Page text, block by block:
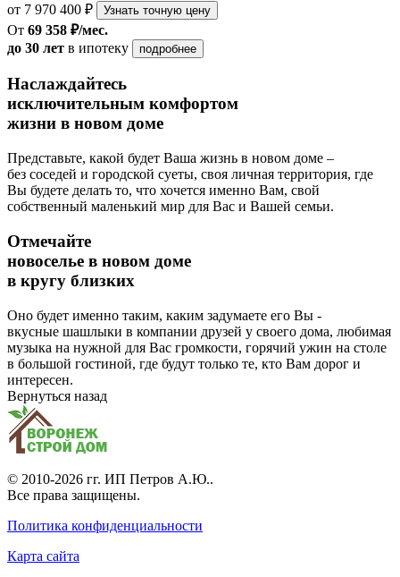
от 7 970 400 ₽ Узнать точную цену
От 69 358 ₽/мес.
до 30 лет в ипотеку подробнее
Наслаждайтесь
исключительным комфортом
жизни в новом доме
Представьте, какой будет Ваша жизнь в новом доме –
без соседей и городской суеты, своя личная территория, где
Вы будете делать то, что хочется именно Вам, свой
собственный маленький мир для Вас и Вашей семьи.
Отмечайте
новоселье в новом доме
в кругу близких
Оно будет именно таким, каким задумаете его Вы -
вкусные шашлыки в компании друзей у своего дома, любимая
музыка на нужной для Вас громкости, горячий ужин на столе
в большой гостиной, где будут только те, кто Вам дорог и
интересен.
Вернуться назад
© 2010-2026 гг. ИП Петров А.Ю..
Все права защищены.
Политика конфиденциальности
Карта сайта